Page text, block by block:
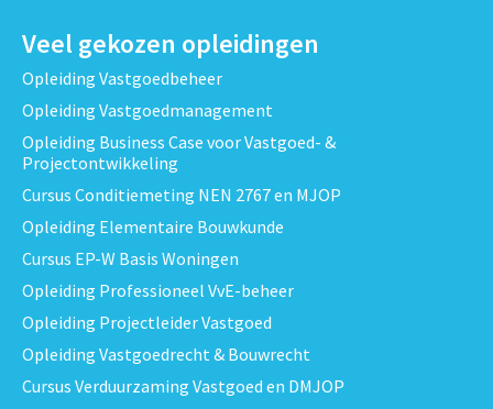
Veel gekozen opleidingen
Opleiding Vastgoedbeheer
Opleiding Vastgoedmanagement
Opleiding Business Case voor Vastgoed- &
Projectontwikkeling
Cursus Conditiemeting NEN 2767 en MJOP
Opleiding Elementaire Bouwkunde
Cursus EP-W Basis Woningen
Opleiding Professioneel VvE-beheer
Opleiding Projectleider Vastgoed
Opleiding Vastgoedrecht & Bouwrecht
Cursus Verduurzaming Vastgoed en DMJOP